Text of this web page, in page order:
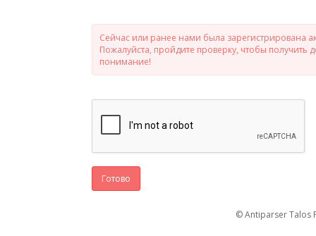
Сейчас или ранее нами была зарегистрирована
Пожалуйста, пройдите проверку, чтобы
понимание!
Готово
© Antiparser Talos